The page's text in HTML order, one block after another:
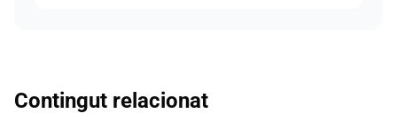
Contingut relacionat